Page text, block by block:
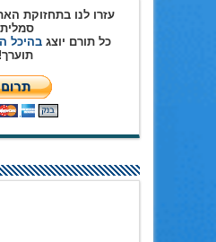
עזרו לנו בתחזוקת
כל תורם יוצגבהיכל
תוערך!